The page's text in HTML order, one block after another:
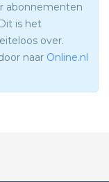
abonnementen
is het
over.
naar Online.nl